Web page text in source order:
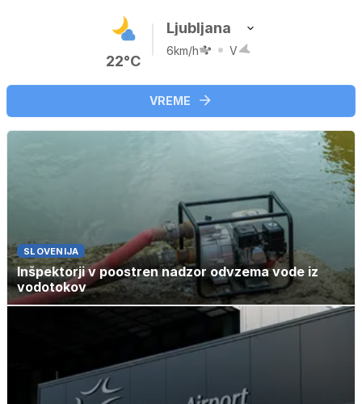
22°C
Ljubljana
6km/h V
VREME
SLOVENIJA
Inšpektorji v poostren nadzor odvzema vode iz
vodotokov